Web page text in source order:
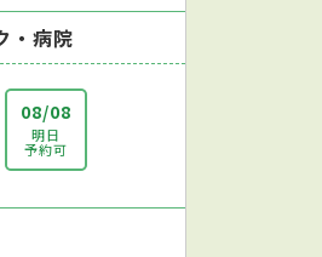
・病院
08/08
明日
予約可